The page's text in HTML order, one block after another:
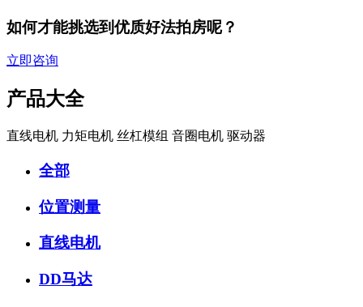
如何才能挑选到优质好法拍房呢？
立即咨询
产品大全
直线电机 力矩电机 丝杠模组 音圈电机 驱动器
全部
位置测量
直线电机
DD马达